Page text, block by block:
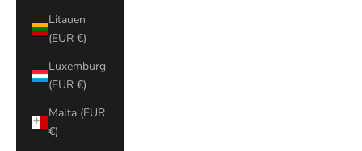
Litauen
(EUR €)
Luxemburg
(EUR €)
Malta (EUR
€)